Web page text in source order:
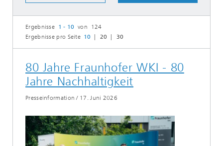
Ergebnisse 1 - 10 von 124
Ergebnisse pro Seite 10 20 30
80 Jahre Fraunhofer WKI - 80
Jahre Nachhaltigkeit
Presseinformation / 17. Juni 2026